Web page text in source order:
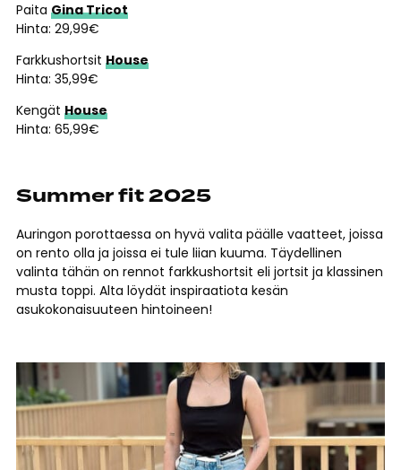
Paita Gina Tricot
Hinta: 29,99€
Farkkushortsit House
Hinta: 35,99€
Kengät House
Hinta: 65,99€
Summer fit 2025
Auringon porottaessa on hyvä valita päälle vaatteet, joissa
on rento olla ja joissa ei tule liian kuuma. Täydellinen
valinta tähän on rennot farkkushortsit eli jortsit ja klassinen
musta toppi. Alta löydät inspiraatiota kesän
asukokonaisuuteen hintoineen!